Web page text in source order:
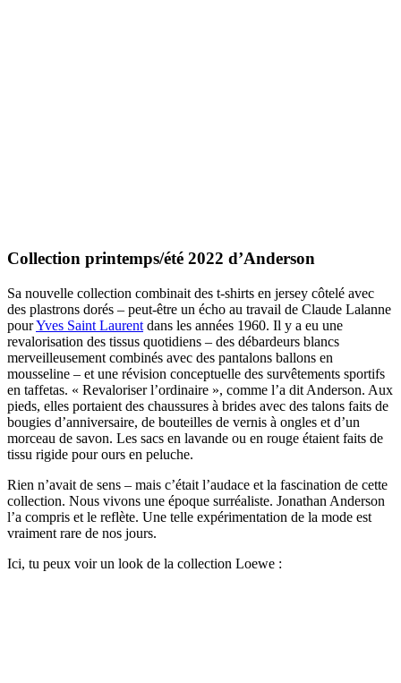
Collection printemps/été 2022 d’Anderson
Sa nouvelle collection combinait des t-shirts en jersey côtelé avec
des plastrons dorés – peut-être un écho au travail de Claude Lalanne
pourYves Saint Laurent dans les années 1960. Il y a eu une
revalorisation des tissus quotidiens – des débardeurs blancs
merveilleusement combinés avec des pantalons ballons en
mousseline – et une révision conceptuelle des survêtements sportifs
en taffetas. « Revaloriser l’ordinaire », comme l’a dit Anderson. Aux
pieds, elles portaient des chaussures à brides avec des talons faits de
bougies d’anniversaire, de bouteilles de vernis à ongles et d’un
morceau de savon. Les sacs en lavande ou en rouge étaient faits de
tissu rigide pour ours en peluche.
Rien n’avait de sens – mais c’était l’audace et la fascination de cette
collection. Nous vivons une époque surréaliste. Jonathan Anderson
l’a compris et le reflète. Une telle expérimentation de la mode est
vraiment rare de nos jours.
Ici, tu peux voir un look de la collection Loewe :